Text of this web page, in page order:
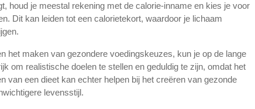
houd je meestal rekening met de calorie-inname en kies je voor
Dit kan leiden tot een calorietekort, waardoor je lichaam
het maken van gezondere voedingskeuzes, kun je op de lange
om realistische doelen te stellen en geduldig te zijn, omdat het
van een dieet kan echter helpen bij het creëren van gezonde
levensstijl.